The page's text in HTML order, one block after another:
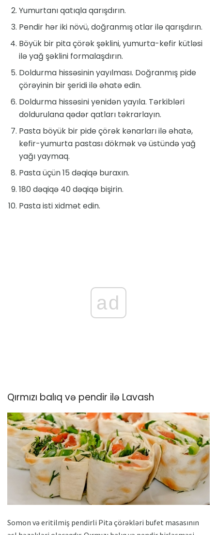
Yumurtanı qatıqla qarışdırın.
Pendir hər iki növü, doğranmış otlar ilə qarışdırın.
Böyük bir pita çörək şəklini, yumurta-kefir kütləsi
ilə yağ şəklini formalaşdırın.
Doldurma hissəsinin yayılması. Doğranmış pide
çörəyinin bir şeridi ilə əhatə edin.
Doldurma hissəsini yenidən yayıla. Tərkibləri
doldurulana qədər qatları təkrarlayın.
Pasta böyük bir pide çörək kənarları ilə əhatə,
kefir-yumurta pastası dökmək və üstündə yağ
yağı yaymaq.
Pasta üçün 15 dəqiqə buraxın.
180 dəqiqə 40 dəqiqə bişirin.
Pasta isti xidmət edin.
ad
Qırmızı balıq və pendir ilə Lavash
Somon və eritilmiş pendirli Pita çörəkləri bufet masasının